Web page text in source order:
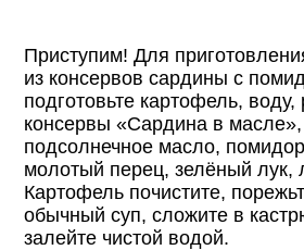
Приступим! Для
из консервов сардины с
подготовьте картофель,
консервы «Сардина в масле»,
подсолнечное масло,
молотый перец, зелёный лук,
Картофель почистите,
обычный суп, сложите в
залейте чистой водой.